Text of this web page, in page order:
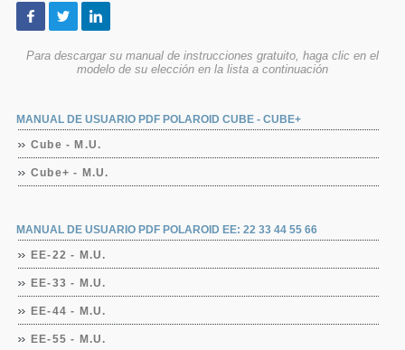
Para descargar su manual de instrucciones gratuito, haga clic en el
modelo de su elección en la lista a continuación
MANUAL DE USUARIO PDF POLAROID CUBE - CUBE+
Cube - M.U.
Cube+ - M.U.
MANUAL DE USUARIO PDF POLAROID EE: 22 33 44 55 66
EE-22 - M.U.
EE-33 - M.U.
EE-44 - M.U.
EE-55 - M.U.